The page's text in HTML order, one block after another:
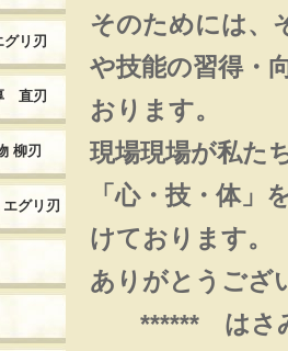
リ刃
直刃
柳刃
グリ刃
そのためには、
や技能の習得・
おります。
現場現場が私た
「心・技・体」
けております。
ありがとうござ
****** はさみ